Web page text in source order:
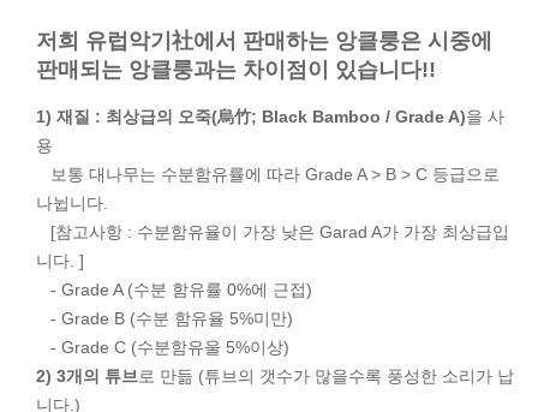
저희 유럽악기社에서 판매하는 앙클룽은 시중에
판매되는 앙클룽과는 차이점이 있습니다!!
1) 재질 : 최상급의 오죽(烏竹; Black Bamboo / Grade A)을 사
용
보통 대나무는 수분함유률에 따라 Grade A > B > C 등급으로
나뉩니다.
[참고사항 : 수분함유율이 가장 낮은 Garad A가 가장 최상급입
니다. ]
- Grade A (수분 함유률 0%에 근접)
- Grade B (수분 함유율 5%미만)
- Grade C (수분함유울 5%이상)
2) 3개의 튜브로 만듦 (튜브의 갯수가 많을수록 풍성한 소리가 납
니다.)